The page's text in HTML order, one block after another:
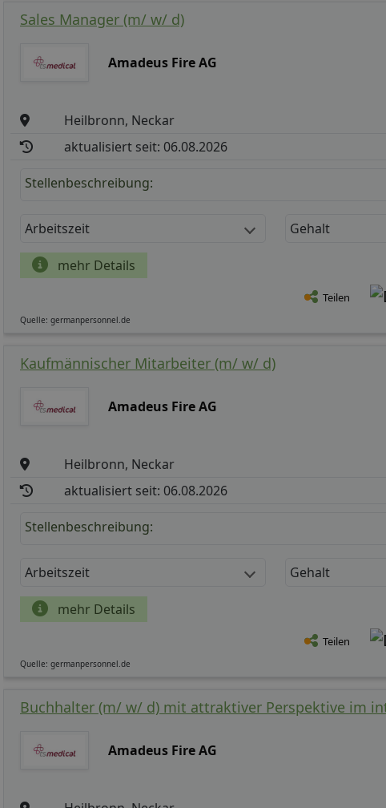
Sales Manager (m/ w/ d)
Amadeus Fire AG
Heilbronn, Neckar
aktualisiert seit: 06.08.2026
Stellenbeschreibung:
Arbeitszeit Gehalt
mehr Details
Teilen
Quelle: germanpersonnel.de
Kaufmännischer Mitarbeiter (m/ w/ d)
Amadeus Fire AG
Heilbronn, Neckar
aktualisiert seit: 06.08.2026
Stellenbeschreibung:
Arbeitszeit Gehalt
mehr Details
Teilen
Quelle: germanpersonnel.de
Buchhalter (m/ w/ d) mit attraktiver Perspektive im
Amadeus Fire AG